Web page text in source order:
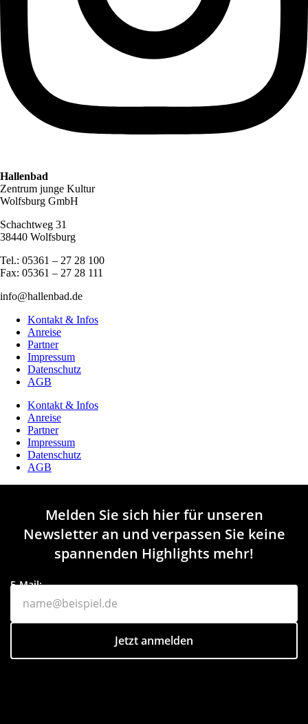
Hallenbad
Zentrum junge Kultur
Wolfsburg GmbH
Schachtweg 31
38440 Wolfsburg
Tel.: 05361 – 27 28 100
Fax: 05361 – 27 28 111
info@hallenbad.de
Kontakt & Infos
Anreise
Partner
Impressum
Datenschutz
AGB
Kontakt & Infos
Anreise
Partner
Impressum
Datenschutz
AGB